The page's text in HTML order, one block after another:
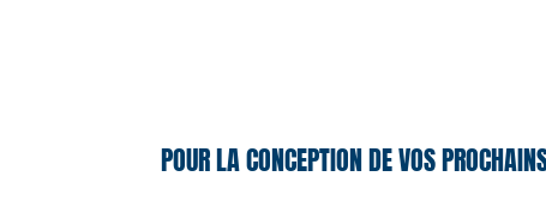
POUR LA CONCEPTION DE VOS